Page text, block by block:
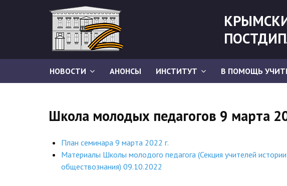
НОВОСТИ АНОНСЫ ИНСТИТУТ В ПОМОЩЬ
Школа молодых педагогов 9 марта
План семинара 9 марта 2022 г.
Материалы Школы молодого педагога (Секция учителей
обществознания) 09.10.2022